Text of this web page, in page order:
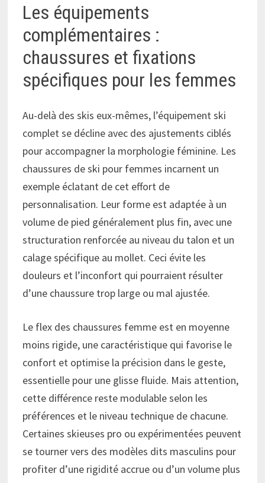
Les équipements
complémentaires :
chaussures et fixations
spécifiques pour les femmes
Au-delà des skis eux-mêmes, l’équipement ski
complet se décline avec des ajustements ciblés
pour accompagner la morphologie féminine. Les
chaussures de ski pour femmes incarnent un
exemple éclatant de cet effort de
personnalisation. Leur forme est adaptée à un
volume de pied généralement plus fin, avec une
structuration renforcée au niveau du talon et un
calage spécifique au mollet. Ceci évite les
douleurs et l’inconfort qui pourraient résulter
d’une chaussure trop large ou mal ajustée.
Le flex des chaussures femme est en moyenne
moins rigide, une caractéristique qui favorise le
confort et optimise la précision dans le geste,
essentielle pour une glisse fluide. Mais attention,
cette différence reste modulable selon les
préférences et le niveau technique de chacune.
Certaines skieuses pro ou expérimentées peuvent
se tourner vers des modèles dits masculins pour
profiter d’une rigidité accrue ou d’un volume plus